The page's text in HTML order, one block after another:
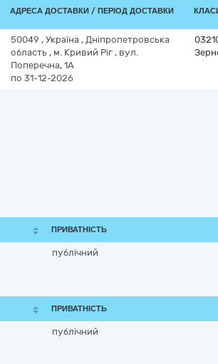
АДРЕСА ДОСТАВКИ / ПЕРІОД ДОСТАВКИ
50049 , Україна , Дніпропетровська
область , м. Кривий Ріг, вул.
Поперечна, 1А
по 31-12-2026
ПРИВАТНІСТЬ
публічний
ПРИВАТНІСТЬ
публічний